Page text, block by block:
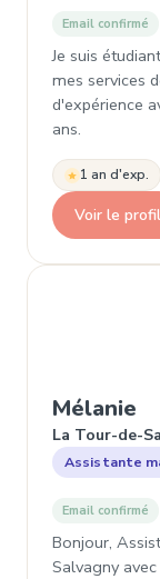
Email confirmé
Je suis
mes services
d'expérience
ans.
1 an d'exp.
Voir le profil
Mélanie
La Tour-de-
Assistante
Email confirmé
Bonjour,
Salvagny